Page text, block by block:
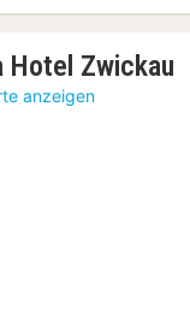
Hotel Zwickau
anzeigen